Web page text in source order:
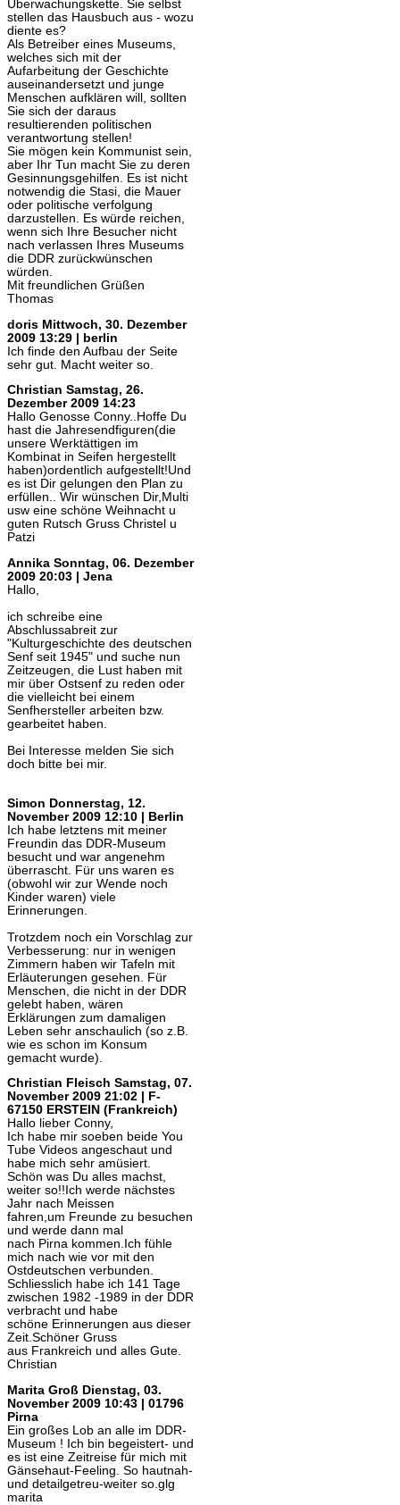
Überwachungskette. Sie selbst
stellen das Hausbuch aus - wozu
diente es?
Als Betreiber eines Museums,
welches sich mit der
Aufarbeitung der Geschichte
auseinandersetzt und junge
Menschen aufklären will, sollten
Sie sich der daraus
resultierenden politischen
verantwortung stellen!
Sie mögen kein Kommunist sein,
aber Ihr Tun macht Sie zu deren
Gesinnungsgehilfen. Es ist nicht
notwendig die Stasi, die Mauer
oder politische verfolgung
darzustellen. Es würde reichen,
wenn sich Ihre Besucher nicht
nach verlassen Ihres Museums
die DDR zurückwünschen
würden.
Mit freundlichen Grüßen
Thomas
doris Mittwoch, 30. Dezember
2009 13:29 | berlin
Ich finde den Aufbau der Seite
sehr gut. Macht weiter so.
Christian Samstag, 26.
Dezember 2009 14:23
Hallo Genosse Conny..Hoffe Du
hast die Jahresendfiguren(die
unsere Werktättigen im
Kombinat in Seifen hergestellt
haben)ordentlich aufgestellt!Und
es ist Dir gelungen den Plan zu
erfüllen.. Wir wünschen Dir,Multi
usw eine schöne Weihnacht u
guten Rutsch Gruss Christel u
Patzi
Annika Sonntag, 06. Dezember
2009 20:03 | Jena
Hallo,
ich schreibe eine
Abschlussabreit zur
"Kulturgeschichte des deutschen
Senf seit 1945" und suche nun
Zeitzeugen, die Lust haben mit
mir über Ostsenf zu reden oder
die vielleicht bei einem
Senfhersteller arbeiten bzw.
gearbeitet haben.
Bei Interesse melden Sie sich
doch bitte bei mir.
Simon Donnerstag, 12.
November 2009 12:10 | Berlin
Ich habe letztens mit meiner
Freundin das DDR-Museum
besucht und war angenehm
überrascht. Für uns waren es
(obwohl wir zur Wende noch
Kinder waren) viele
Erinnerungen.
Trotzdem noch ein Vorschlag zur
Verbesserung: nur in wenigen
Zimmern haben wir Tafeln mit
Erläuterungen gesehen. Für
Menschen, die nicht in der DDR
gelebt haben, wären
Erklärungen zum damaligen
Leben sehr anschaulich (so z.B.
wie es schon im Konsum
gemacht wurde).
Christian Fleisch Samstag, 07.
November 2009 21:02 | F-
67150 ERSTEIN (Frankreich)
Hallo lieber Conny,
Ich habe mir soeben beide You
Tube Videos angeschaut und
habe mich sehr amüsiert.
Schön was Du alles machst,
weiter so!!Ich werde nächstes
Jahr nach Meissen
fahren,um Freunde zu besuchen
und werde dann mal
nach Pirna kommen.Ich fühle
mich nach wie vor mit den
Ostdeutschen verbunden.
Schliesslich habe ich 141 Tage
zwischen 1982 -1989 in der DDR
verbracht und habe
schöne Erinnerungen aus dieser
Zeit.Schöner Gruss
aus Frankreich und alles Gute.
Christian
Marita Groß Dienstag, 03.
November 2009 10:43 | 01796
Pirna
Ein großes Lob an alle im DDR-
Museum ! Ich bin begeistert- und
es ist eine Zeitreise für mich mit
Gänsehaut-Feeling. So hautnah-
und detailgetreu-weiter so.glg
marita